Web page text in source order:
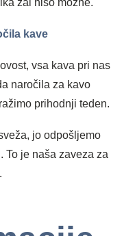
žal niso možne.
kave
vsa kava pri nas
naročila za kavo
prihodnji teden.
jo odpošljemo
To je naša zaveza za